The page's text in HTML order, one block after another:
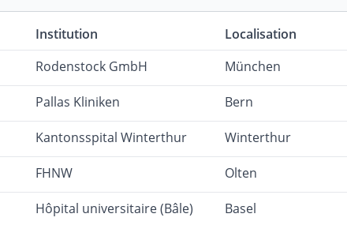
Institution
Localisation
Rodenstock GmbH München
Pallas Kliniken Bern
Kantonsspital Winterthur Winterthur
FHNW Olten
Hôpital universitaire (Bâle) Basel